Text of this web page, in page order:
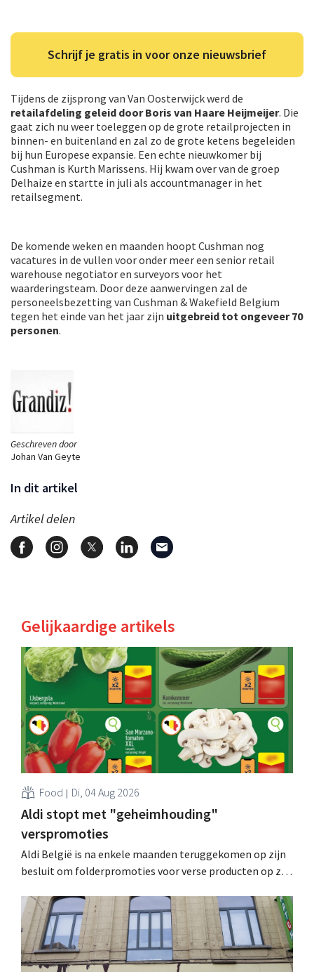
Geschreven door
Johan Van Geyte
In dit artikel
Artikel delen
Schrijf je gratis in voor onze nieuwsbrief
Tijdens de zijsprong van Van Oosterwijck werd de
retailafdeling geleid door Boris van Haare Heijmeijer. Die
gaat zich nu weer toeleggen op de grote retailprojecten in
binnen- en buitenland en zal zo de grote ketens begeleiden
bij hun Europese expansie. Een echte nieuwkomer bij
Cushman is Kurth Marissens. Hij kwam over van de groep
Delhaize en startte in juli als accountmanager in het
retailsegment.
De komende weken en maanden hoopt Cushman nog
vacatures in de vullen voor onder meer een senior retail
warehouse negotiator en surveyors voor het
waarderingsteam. Door deze aanwervingen zal de
personeelsbezetting van Cushman & Wakefield Belgium
tegen het einde van het jaar zijn uitgebreid tot ongeveer 70
personen.
Gelijkaardige artikels
Food Di, 04 Aug 2026
Aldi stopt met "geheimhouding"
verspromoties
Aldi België is na enkele maanden teruggekomen op zijn
besluit om folderpromoties voor verse producten op zijn
werking treden: "Onze klanten willen goed
geïnformeerd worden." .